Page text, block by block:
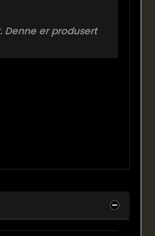
Denne er produsert